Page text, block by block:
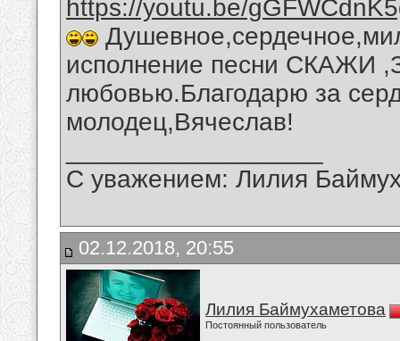
https://youtu.be/
исполнение песни СКАЖИ
любовью.Благодарю за
молодец,Вячеслав!
С уважением: Лилия
02.12.2018, 20:55
Лилия Баймухаметова
Постоянный пользователь